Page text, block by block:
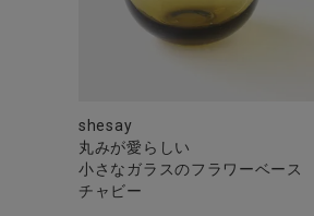
shesay
丸みが愛らしい
小さなガラスのフラワーベース
チャビー